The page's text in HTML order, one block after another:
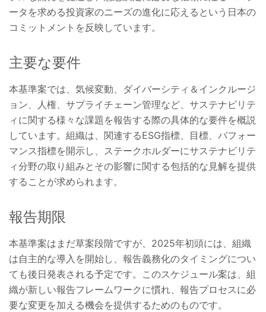
ータを求める投資家のニーズの進化に応えるという日本の
コミットメントを反映しています。
主要な要件
本基準案では、気候変動、ダイバーシティ＆インクルージ
ョン、人権、サプライチェーン管理など、サステナビリテ
ィに関する様々な課題を報告する際の具体的な要件を概説
しています。組織は、関連するESG指標、目標、パフォー
マンス指標を開示し、ステークホルダーにサステナビリテ
ィ分野の取り組みとその影響に関する包括的な見解を提供
することが求められます。
報告期限
本基準案はまだ草案段階ですが、2025年初頭には、組織
は自主的な導入を開始し、報告義務化のタイミングについ
ても後日発表される予定です。このスケジュール案は、組
織が新しい報告フレームワークに慣れ、報告プロセスに必
要な変更を加える機会を提供するためのものです。